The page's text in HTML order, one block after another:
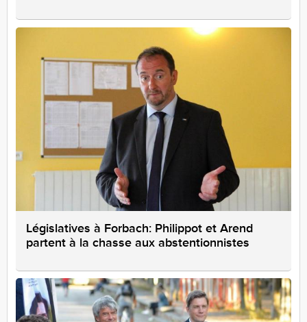
Législatives à Forbach: Philippot et Arend
partent à la chasse aux abstentionnistes